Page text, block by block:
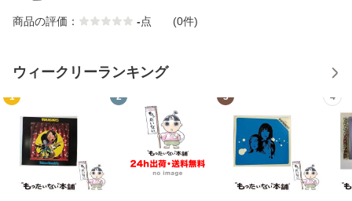
商品の評価： -点 (0件)
ウィークリーランキング
1 2 3 4